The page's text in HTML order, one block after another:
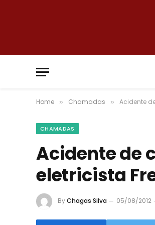
Home » Chamadas » Acidente
CHAMADAS
Acidente de
eletricista
ByChagas Silva 05/08/2012